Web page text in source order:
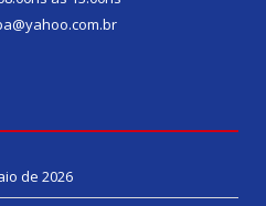
de 2026